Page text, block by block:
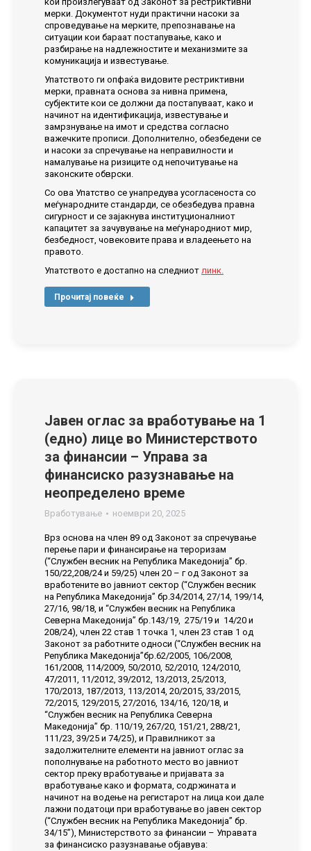
мерки. Документот нуди практични насоки за
спроведување на мерките, препознавање на
ситуации кои бараат постапување, како и
разбирање на надлежностите и механизмите за
комуникација и известување.
Упатството ги опфаќа видовите рестриктивни
мерки, правната основа за нивна примена,
субјектите кои се должни да постапуваат, како и
начинот на идентификација, известување и
замрзнување на имот и средства согласно
важечките прописи. Дополнително, обезбедени се
и насоки за спречување на неправилности и
намалување на ризиците од непочитување на
законските обврски.
Со ова Упатство се унапредува усогласеноста со
меѓународните стандарди, се обезбедува правна
сигурност и се зајакнува институционалниот
капацитет за зачувување на меѓународниот мир,
безбедност, човековите права и владеењето на
правото.
Упатството е достапно на следниот линк.
Прочитај повеќе
Jaвен оглас за вработување на 1
(едно) лице во Министерството
за финансии – Управа за
финансиско разузнавање на
неопределено време
Вработување ноември 20, 2025
Врз основа на член 89 од Законот за спречување
перење пари и финансирање на тероризам
(“Службен весник на Република Македонија” бр.
150/22,208/24 и 59/25) член 20 – г од Законот за
вработените во јавниот сектор (“Службен весник
на Република Македонија” бр.34/2014, 27/14, 199/14,
27/16, 98/18, и “Службен весник на Република
Северна Македонија” бр.143/19, 275/19 и 14/20 и
208/24), член 22 став 1 точка 1, член 23 став 1 од
Законот за работните односи (“Службен весник на
Република Македонија”бр.62/2005, 106/2008,
161/2008, 114/2009, 50/2010, 52/2010, 124/2010,
47/2011, 11/2012, 39/2012, 13/2013, 25/2013,
170/2013, 187/2013, 113/2014, 20/2015, 33/2015,
72/2015, 129/2015, 27/2016, 134/16, 120/18, и
“Службен весник на Република Северна
Македонија” бр. 110/19, 267/20, 151/21, 288/21,
111/23, 39/25 и 74/25), и Правилникот за
задолжителните елементи на јавниот оглас за
пополнување на работното место во јавниот
сектор преку вработување и пријавата за
вработување како и формата, содржината и
начинот на водење на регистарот на лица кои дале
лажни податоци при вработување во јавен сектор
(“Службен весник на Република Македонија” бр.
34/15”), Министерството за финансии – Управата
за финансиско разузнавање објавува: